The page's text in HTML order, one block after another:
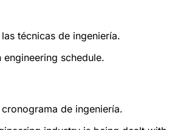
técnicas de ingeniería.
schedule.
de ingeniería.